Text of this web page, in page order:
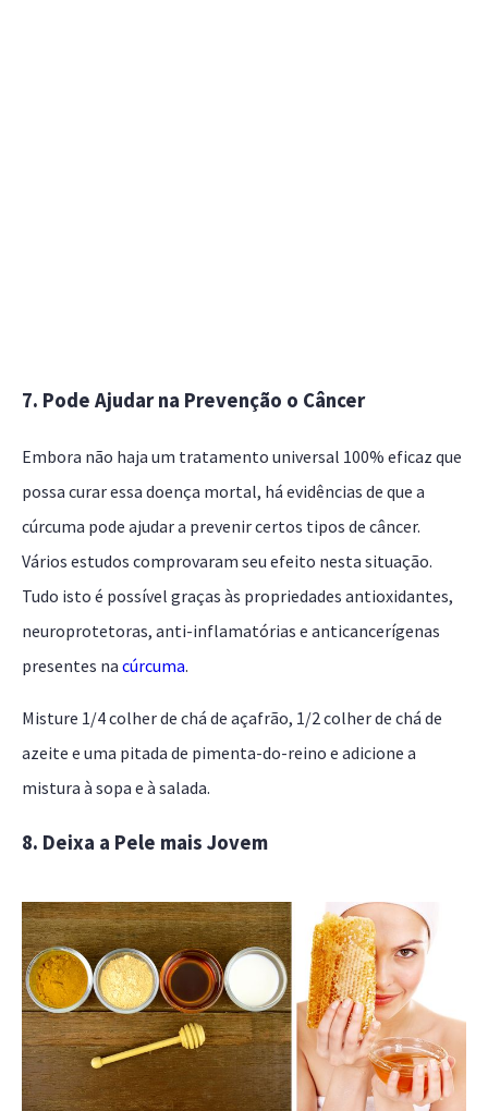
7. Pode Ajudar na Prevenção o Câncer
Embora não haja um tratamento universal 100% eficaz que
possa curar essa doença mortal, há evidências de que a
cúrcuma pode ajudar a prevenir certos tipos de câncer.
Vários estudos comprovaram seu efeito nesta situação.
Tudo isto é possível graças às propriedades antioxidantes,
neuroprotetoras, anti-inflamatórias e anticancerígenas
presentes na cúrcuma.
Misture 1/4 colher de chá de açafrão, 1/2 colher de chá de
azeite e uma pitada de pimenta-do-reino e adicione a
mistura à sopa e à salada.
8. Deixa a Pele mais Jovem